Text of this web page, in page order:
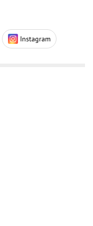
Instagram